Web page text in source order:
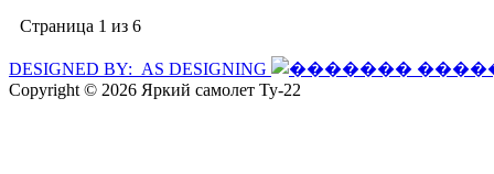
Страница 1 из 6
DESIGNED BY: AS DESIGNING
Copyright © 2026 Яркий самолет Ту-22